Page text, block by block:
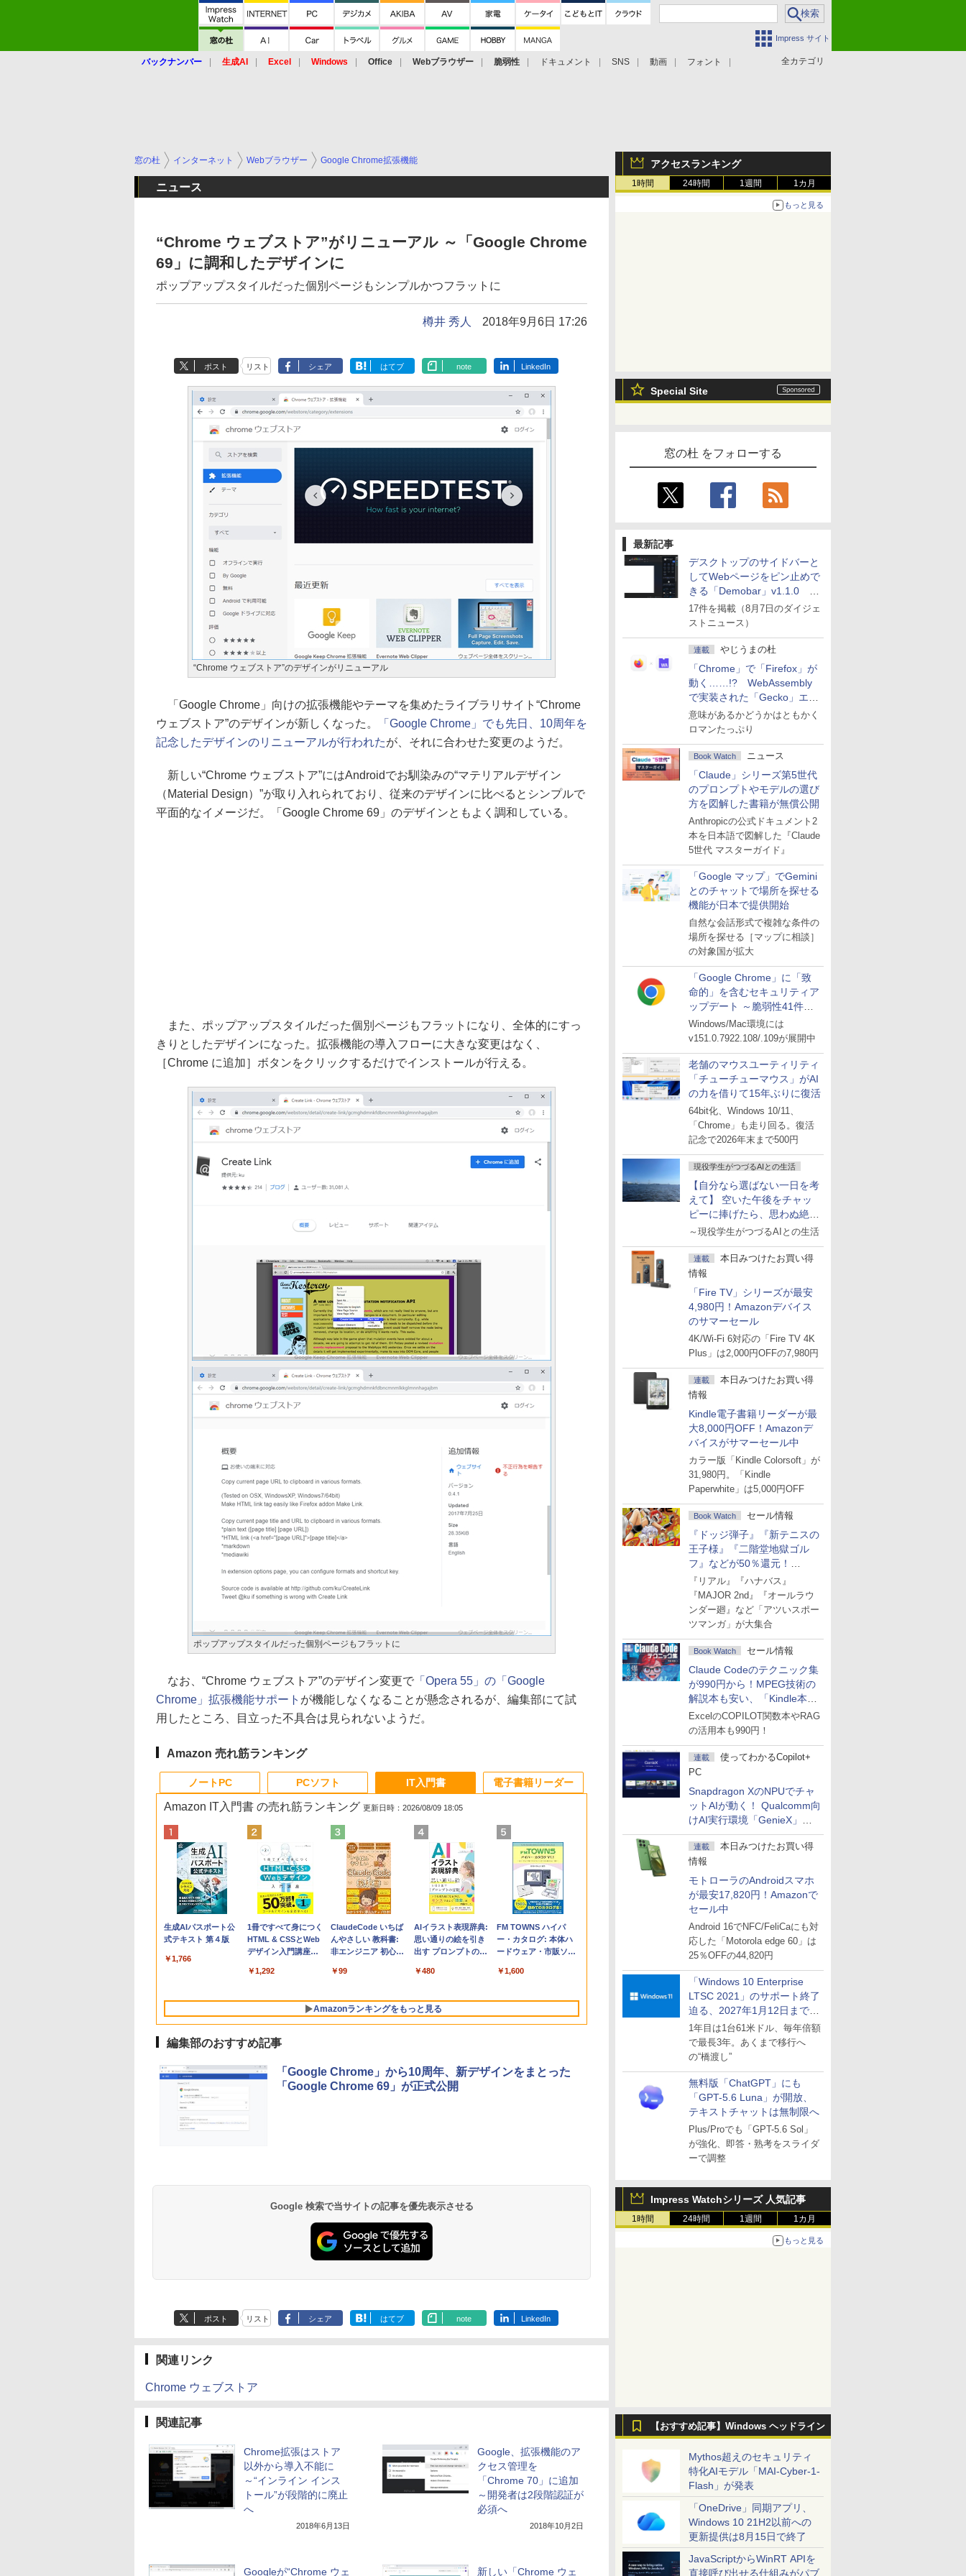
Impress サイト
全カテゴリ
バックナンバー 生成AI Excel Windows Office Webブラウザー 脆弱性 ドキュメント SNS 動画 フォント
アクセスランキング
1時間 24時間 1週間 1カ月
もっと見る
Special Site
窓の杜 をフォローする
最新記事
デスクトップのサイドバーと
してWebページをピン止めで
きる「Demobar」v1.1.0 ほ
か
17件を掲載（8月7日のダイジェ
ストニュース）
連載 やじうまの杜
「Chrome」で「Firefox」が
動く……!? WebAssembly
で実装された「Gecko」エン
ジン
意味があるかどうかはともかく
ロマンたっぷり
Book Watch ニュース
「Claude」シリーズ第5世代
のプロンプトやモデルの選び
方を図解した書籍が無償公開
Anthropicの公式ドキュメント2
本を日本語で図解した『Claude
5世代 マスターガイド』
「Google マップ」でGemini
とのチャットで場所を探せる
機能が日本で提供開始
自然な会話形式で複雑な条件の
場所を探せる［マップに相談］
の対象国が拡大
「Google Chrome」に「致
命的」を含むセキュリティア
ップデート ～脆弱性41件に
対処
Windows/Mac環境には
v151.0.7922.108/.109が展開中
老舗のマウスユーティリティ
「チューチューマウス」がAI
の力を借りて15年ぶりに復活
64bit化、Windows 10/11、
「Chrome」も走り回る。復活
記念で2026年末まで500円
現役学生がつづるAIとの生活
【自分なら選ばない一日を考
えて】 空いた午後をチャッ
ピーに捧げたら、思わぬ絶景
に出会った話
～現役学生がつづるAIとの生活
連載
本日みつけたお買い得
情報
「Fire TV」シリーズが最安
4,980円！Amazonデバイス
のサマーセール
4K/Wi-Fi 6対応の「Fire TV 4K
Plus」は2,000円OFFの7,980円
連載
本日みつけたお買い得
情報
Kindle電子書籍リーダーが最
大8,000円OFF！Amazonデ
バイスがサマーセール中
カラー版「Kindle Colorsoft」が
31,980円。「Kindle
Paperwhite」は5,000円OFF
Book Watch セール情報
『ドッジ弾子』『新テニスの
王子様』『二階堂地獄ゴル
フ』などが50％還元！
Amazonマンガ週末セール
『リアル』『ハナバス』
『MAJOR 2nd』『オールラウ
ンダー廻』など「アツいスポー
ツマンガ」が大集合
Book Watch セール情報
Claude Codeのテクニック集
が990円から！MPEG技術の
解説本も安い、「Kindle本サ
マーセール」第2弾開始！
ExcelのCOPILOT関数本やRAG
の活用本も990円！
連載
使ってわかるCopilot+
PC
Snapdragon XのNPUでチャ
ットAIが動く！ Qualcomm向
けAI実行環境「GenieX」を
試してみた
連載
本日みつけたお買い得
情報
モトローラのAndroidスマホ
が最安17,820円！Amazonで
セール中
Android 16でNFC/FeliCaにも対
応した「Motorola edge 60」は
25％OFFの44,820円
「Windows 10 Enterprise
LTSC 2021」のサポート終了
迫る、2027年1月12日まで
～ESUは9月1日から販売
1年目は1台61米ドル、毎年倍額
で最長3年。あくまで移行へ
の“橋渡し”
無料版「ChatGPT」にも
「GPT-5.6 Luna」が開放、
テキストチャットは無制限へ
Plus/Proでも「GPT-5.6 Sol」
が強化、即答・熟考をスライダ
ーで調整
Impress Watchシリーズ 人気記事
1時間 24時間 1週間 1カ月
もっと見る
【おすすめ記事】Windows ヘッドライン
Mythos超えのセキュリティ
特化AIモデル「MAI-Cyber-1-
Flash」が発表
「OneDrive」同期アプリ、
Windows 10 21H2以前への
更新提供は8月15日で終了
JavaScriptからWinRT APIを
直接呼び出せる仕組みがパブ
窓の杜 インターネット Webブラウザー Google Chrome拡張機能
ニュース
“Chrome ウェブストア”がリニューアル ～「Google Chrome
69」に調和したデザインに
ポップアップスタイルだった個別ページもシンプルかつフラットに
樽井 秀人 2018年9月6日 17:26
ポスト リスト シェア はてブ note LinkedIn
“Chrome ウェブストア”のデザインがリニューアル
「Google Chrome」向けの拡張機能やテーマを集めたライブラリサイト“Chrome
ウェブストア”のデザインが新しくなった。
「Google Chrome」でも先日、10周年を
記念したデザインのリニューアルが行われたが、それに合わせた変更のようだ。
新しい“Chrome ウェブストア”にはAndroidでお馴染みの“マテリアルデザイン
（Material Design）”が取り入れられており、従来のデザインに比べるとシンプルで
平面的なイメージだ。「Google Chrome 69」のデザインともよく調和している。
また、ポップアップスタイルだった個別ページもフラットになり、全体的にすっ
きりとしたデザインになった。拡張機能の導入フローに大きな変更はなく、
［Chrome に追加］ボタンをクリックするだけでインストールが行える。
ポップアップスタイルだった個別ページもフラットに
なお、“Chrome ウェブストア”のデザイン変更で 「Opera 55」の「Google
Chrome」拡張機能サポート が機能しなくなることが懸念されるが、編集部にて試
用したところ、目立った不具合は見られないようだ。
Amazon 売れ筋ランキング
ノートPC
Apple 2026
MacBook Neo A18
ンチノートブック：
設計、Liquid Retina
ユニファイドメモ
リ、256GB SSDスト
レージ、1080p
- インディゴ
tomtoc 360°保護
15.6 16インチ パソコ
ンケース Dell NEC
dynabook Lenovo
￥2,952
Apple 2026
MacBook Air M5チ
ップ搭載13インチノ
Apple Intelligence、
Retinaディスプレ
イ、16GBユニファイ
ドメモリ、1TB SSD
ド、Touch ID - ミッ
ドナイト
￥278,800
【Amazon.co.jp限
定】 HP ノートパソ
コン 15-fd 15.6イン
512GB SSD インテ
￥129,800
FMV ノートパソコン
WE1-K3 (MS 365
Personal/Copilotキー
型/Core i5/16GB/SSD
FMVWK3E15W_AZ
￥139,880
PCソフト
Robloxギフトカード
- 800 Robux 【限定
を含む】 【オンライ
インコード版
Robloxギフトカード
- 1000 Robux 【限定
バーチャルアイテム
ンゲームコード】 ロ
ンコード版
￥1,600
Robloxギフトカード
- 2,000 Robux 【限
定バーチャルアイテ
インゲームコード】
ラインコード版
￥3,200
Microsoft Office
Home & Business
2024(最新 永続版)|オ
版|Windows11、
￥39,582
Windows版 |
Minecraft (マインクラ
フト): Java & Bedrock
ード版
￥3,600
IT入門書
Amazon IT入門書 の売れ筋ランキング 更新日時：2026/08/09 18:05
生成AIパスポート公
式テキスト 第４版
￥1,766
1冊ですべて身につく
HTML & CSSとWeb
デザイン入門講座
￥1,292
ClaudeCode いちば
んやさしい 教科書:
非エンジニア 初心者
マニュアル AI副業に
もKindle出版にも！
非エンジニアのため
のAIコーディング入
￥99
AIイラスト表現辞典:
思い通りの絵を引き
出す プロンプトの言
ズ (はぴーイラスト
￥480
FM TOWNS ハイパ
ー・カタログ: 本体ハ
ードウェア・市販ソフ
トリストと最新エミュ
￥1,600
Amazonランキングをもっと見る
電子書籍リーダー
るさ自動調整、色調
持続バッテリー、広
告なし、メタリック
￥27,980
ト、12週間持続バッ
ブラック
￥22,980
レイ、色調調節ライ
ッテリー、広告無
し、ブラック (2025
年発売)
￥31,980
編集部のおすすめ記事
「Google Chrome」から10周年、新デザインをまとった
「Google Chrome 69」が正式公開
Google 検索で当サイトの記事を優先表示させる
ポスト リスト シェア はてブ note LinkedIn
関連リンク
Chrome ウェブストア
関連記事
Chrome拡張はストア
以外から導入不能に
～“インライン インス
トール”が段階的に廃止
へ
2018年6月13日
Google、拡張機能のア
クセス管理を
「Chrome 70」に追加
～開発者は2段階認証が
必須へ
2018年10月2日
Googleが“Chrome ウェ 新しい「Chrome ウェ